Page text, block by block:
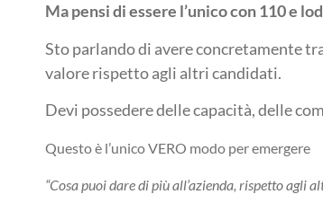
Ma pensi di essere l’unico con 110 e
Sto parlando di avere concretamente
valore rispetto agli altri candidati.
Devi possedere delle capacità, delle
Questo è l’unico VERO modo per emergere
“Cosa puoi dare di più all’azienda, rispetto agli